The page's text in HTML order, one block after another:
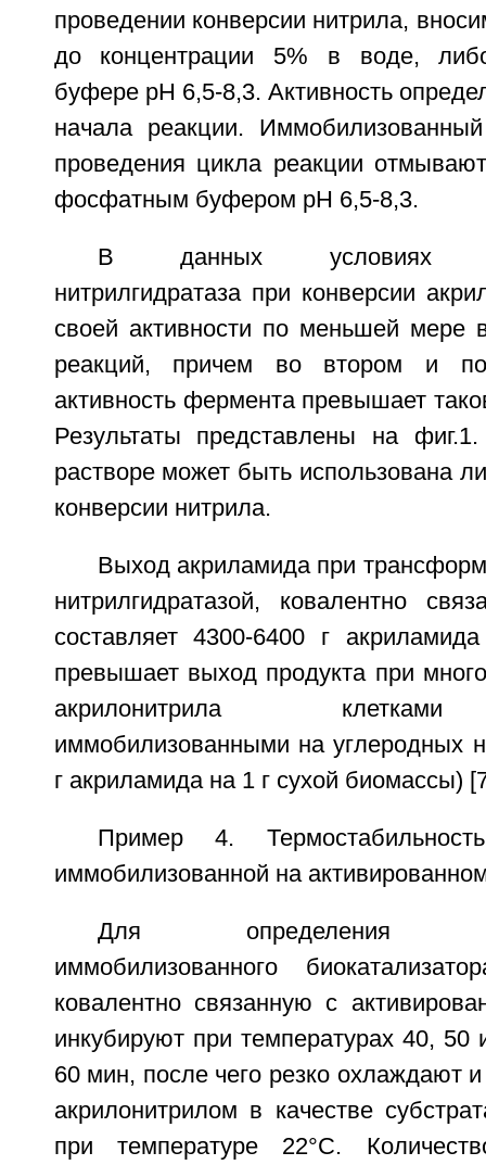
проведении конверсии нитрила,
до концентрации 5% в воде,
буфере pH 6,5-8,3. Активность
начала реакции.
проведения цикла реакции
фосфатным буфером pH 6,5-8,3.
В данных условиях
нитрилгидратаза при конверсии
своей активности по меньшей мере
реакций, причем во втором и
активность фермента превышает
Результаты представлены на
растворе может быть использована
конверсии нитрила.
Выход акриламида при
нитрилгидратазой, ковалентно
составляет 4300-6400 г
превышает выход продукта при
акрилонитрила
иммобилизованными на углеродных
г акриламида на 1 г сухой биомассы)
Пример 4.
иммобилизованной на
Для определения
иммобилизованного
ковалентно связанную с
инкубируют при температурах 40, 50
60 мин, после чего резко охлаждают
акрилонитрилом в качестве
при температуре 22°C.